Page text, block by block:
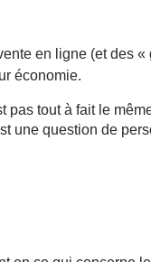
en ligne (et des
économie.
tout à fait le
une question de